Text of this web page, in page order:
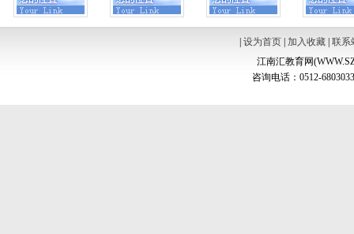
设为首页| 加入收藏| 联系
江南汇教育网
咨询电话：0512-